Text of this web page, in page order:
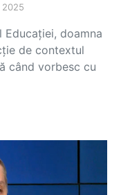
doamna
de contextul
când vorbesc cu